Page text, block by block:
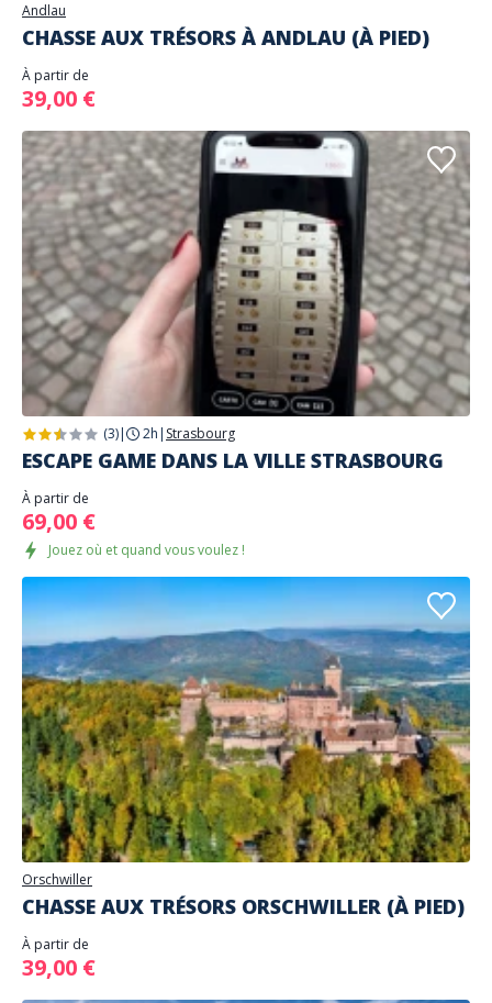
Andlau
CHASSE AUX TRÉSORS À ANDLAU (À PIED)
À partir de
39,00 €
(3)| 2h | Strasbourg
ESCAPE GAME DANS LA VILLE STRASBOURG
À partir de
69,00 €
Jouez où et quand vous voulez !
Orschwiller
CHASSE AUX TRÉSORS ORSCHWILLER (À PIED)
À partir de
39,00 €